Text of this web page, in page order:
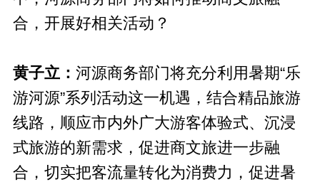
合，开展好相关活动？
黄子立： 河源商务部门将充分利用暑期“乐
游河源”系列活动这一机遇，结合精品旅游
线路，顺应市内外广大游客体验式、沉浸
式旅游的新需求，促进商文旅进一步融
合，切实把客流量转化为消费力，促进暑